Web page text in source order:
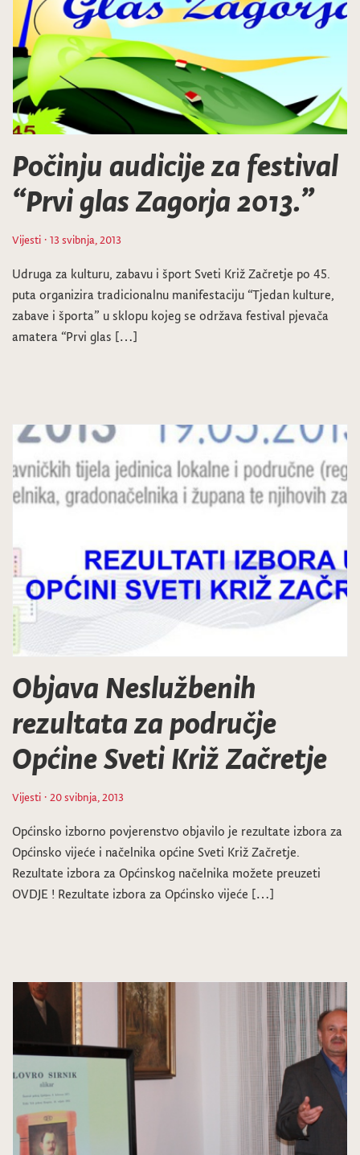
Počinju audicije za festival
“Prvi glas Zagorja 2013.”
Vijesti · 13 svibnja, 2013
Udruga za kulturu, zabavu i šport Sveti Križ Začretje po 45.
puta organizira tradicionalnu manifestaciju “Tjedan kulture,
zabave i športa” u sklopu kojeg se održava festival pjevača
amatera “Prvi glas […]
Objava Neslužbenih
rezultata za područje
Općine Sveti Križ Začretje
Vijesti · 20 svibnja, 2013
Općinsko izborno povjerenstvo objavilo je rezultate izbora za
Općinsko vijeće i načelnika općine Sveti Križ Začretje.
Rezultate izbora za Općinskog načelnika možete preuzeti
OVDJE ! Rezultate izbora za Općinsko vijeće […]